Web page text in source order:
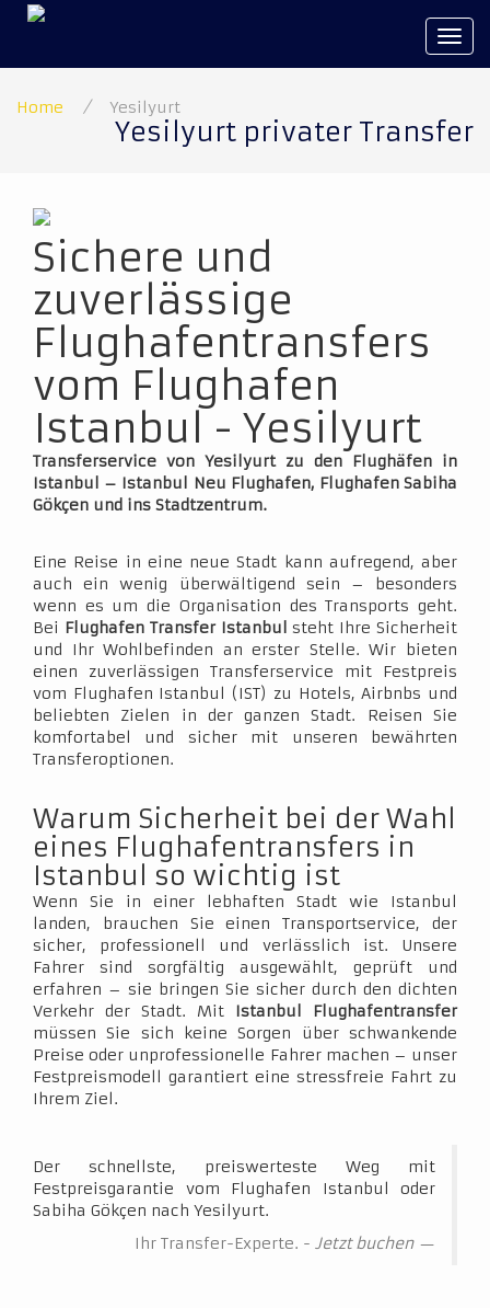
Home / Yesilyurt
Yesilyurt privater Transfer
Sichere und
zuverlässige
Flughafentransfers
vom Flughafen
Istanbul - Yesilyurt
Transferservice von Yesilyurt zu den Flughäfen in
Istanbul – Istanbul Neu Flughafen, Flughafen Sabiha
Gökçen und ins Stadtzentrum.
Eine Reise in eine neue Stadt kann aufregend, aber
auch ein wenig überwältigend sein – besonders
wenn es um die Organisation des Transports geht.
Bei Flughafen Transfer Istanbul steht Ihre Sicherheit
und Ihr Wohlbefinden an erster Stelle. Wir bieten
einen zuverlässigen Transferservice mit Festpreis
vom Flughafen Istanbul (IST) zu Hotels, Airbnbs und
beliebten Zielen in der ganzen Stadt. Reisen Sie
komfortabel und sicher mit unseren bewährten
Transferoptionen.
Warum Sicherheit bei der Wahl
eines Flughafentransfers in
Istanbul so wichtig ist
Wenn Sie in einer lebhaften Stadt wie Istanbul
landen, brauchen Sie einen Transportservice, der
sicher, professionell und verlässlich ist. Unsere
Fahrer sind sorgfältig ausgewählt, geprüft und
erfahren – sie bringen Sie sicher durch den dichten
Verkehr der Stadt. Mit Istanbul Flughafentransfer
müssen Sie sich keine Sorgen über schwankende
Preise oder unprofessionelle Fahrer machen – unser
Festpreismodell garantiert eine stressfreie Fahrt zu
Ihrem Ziel.
Der schnellste, preiswerteste Weg mit
Festpreisgarantie vom Flughafen Istanbul oder
Sabiha Gökçen nach Yesilyurt.
Ihr Transfer-Experte. - Jetzt buchen